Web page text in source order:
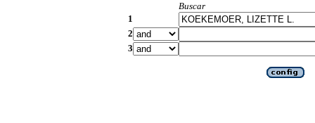
Buscar
1
2
3